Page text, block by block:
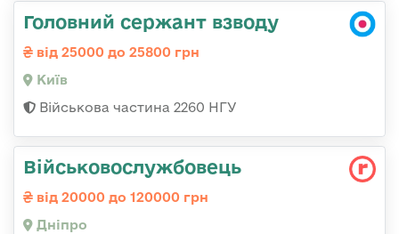
Головний сержант взводу
від 25000 до 25800 грн
Київ
Військова частина 2260 НГУ
Військовослужбовець
від 20000 до 120000 грн
Дніпро